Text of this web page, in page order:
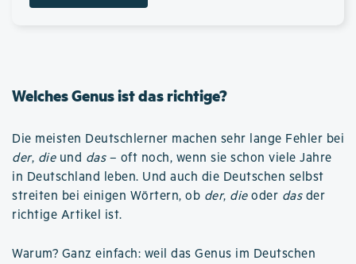
Welches Genus ist das richtige?
Die meisten Deutschlerner machen sehr lange Fehler bei
der, dieund das– oft noch, wenn sie schon viele Jahre
in Deutschland leben. Und auch die Deutschen selbst
streiten bei einigen Wörtern, ob der, dieoder dasder
richtige Artikel ist.
Warum? Ganz einfach: weil das Genus im Deutschen